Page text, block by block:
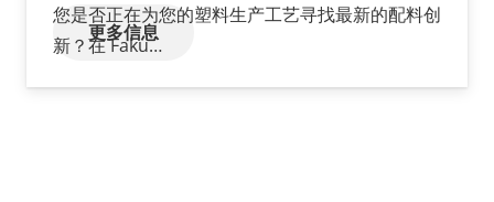
您是否正在为您的塑料生产工艺寻找最新的配料创
新？在 Faku…
更多信息